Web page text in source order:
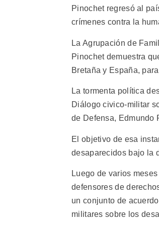
Pinochet regresó al
crímenes contra la
La Agrupación de
Pinochet demuestra
Bretaña y España,
La tormenta política
Diálogo civico-militar
de Defensa, Edmundo
El objetivo de esa
desaparecidos bajo la
Luego de varios
defensores de
un conjunto de
militares sobre los